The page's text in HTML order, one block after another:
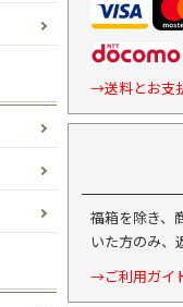
→送料とお支
福箱を除き、
いた方のみ、
→ご利用ガイ